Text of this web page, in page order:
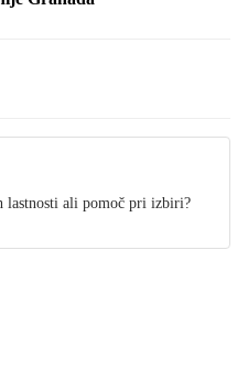
lastnosti ali pomoč pri izbiri?